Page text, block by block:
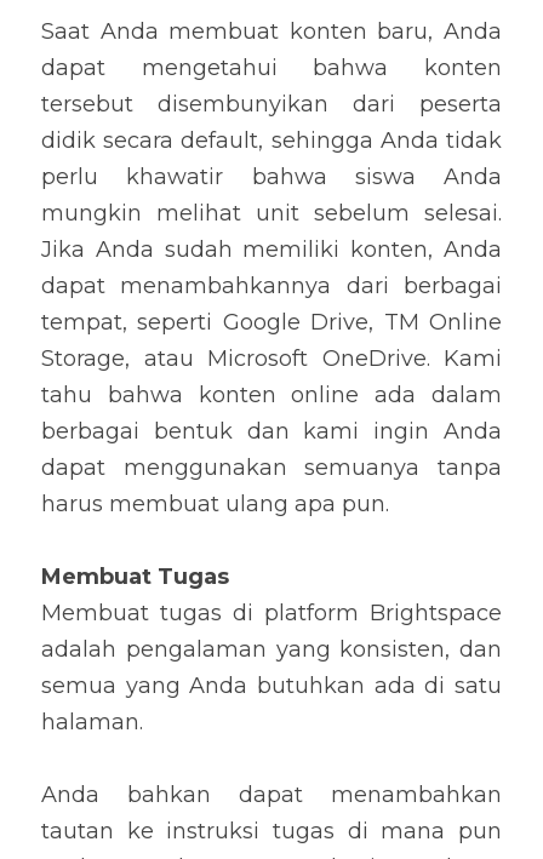
Saat Anda membuat konten baru, Anda
dapat mengetahui bahwa konten
tersebut disembunyikan dari peserta
didik secara default, sehingga Anda tidak
perlu khawatir bahwa siswa Anda
mungkin melihat unit sebelum selesai.
Jika Anda sudah memiliki konten, Anda
dapat menambahkannya dari berbagai
tempat, seperti Google Drive, TM Online
Storage, atau Microsoft OneDrive. Kami
tahu bahwa konten online ada dalam
berbagai bentuk dan kami ingin Anda
dapat menggunakan semuanya tanpa
harus membuat ulang apa pun.
Membuat Tugas
Membuat tugas di platform Brightspace
adalah pengalaman yang konsisten, dan
semua yang Anda butuhkan ada di satu
halaman.
Anda bahkan dapat menambahkan
tautan ke instruksi tugas di mana pun